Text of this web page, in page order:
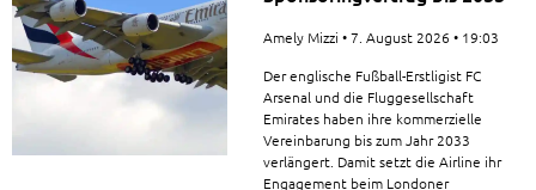
Amely Mizzi 7. August 2026 19:03
Der englische Fußball-Erstligist FC
Arsenal und die Fluggesellschaft
Emirates haben ihre kommerzielle
Vereinbarung bis zum Jahr 2033
verlängert. Damit setzt die Airline ihr
Engagement beim Londoner